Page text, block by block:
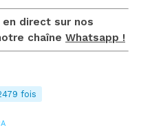
en direct sur nos
chaîne Whatsapp !
fois